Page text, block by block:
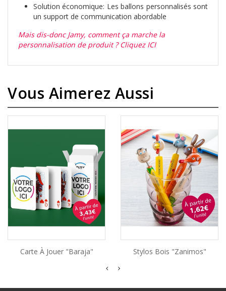
Solution économique: Les ballons personnalisés sont
un support de communication abordable
Mais dis-donc Jamy, comment ça marche la
personnalisation de produit ? Cliquez ICI
Vous Aimerez Aussi
Carte À Jouer "Baraja" Stylos Bois "Zanimos"